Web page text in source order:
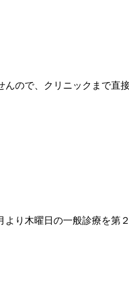
ので、クリニックまで直
より木曜日の一般診療を